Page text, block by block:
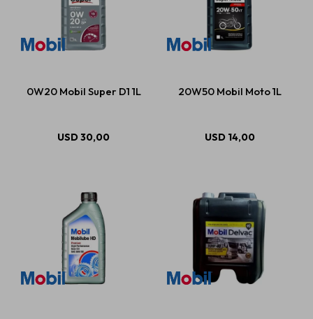
0W20 Mobil Super D1 1L
USD30,00
20W50 Mobil Moto 1L
USD 14,00